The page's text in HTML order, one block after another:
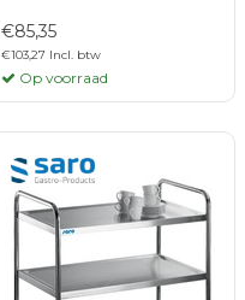
€85,35
€103,27 Incl. btw
Op voorraad